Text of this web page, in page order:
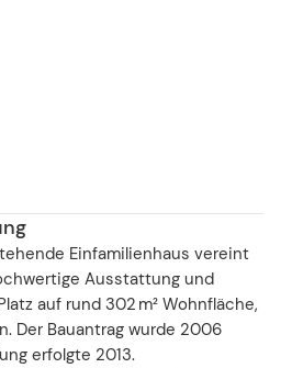
Einfamilienhaus vereint
Ausstattung und
auf rund 302 m² Wohnfläche,
Der Bauantrag wurde 2006
erfolgte 2013.